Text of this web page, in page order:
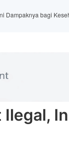
Dampaknya bagi